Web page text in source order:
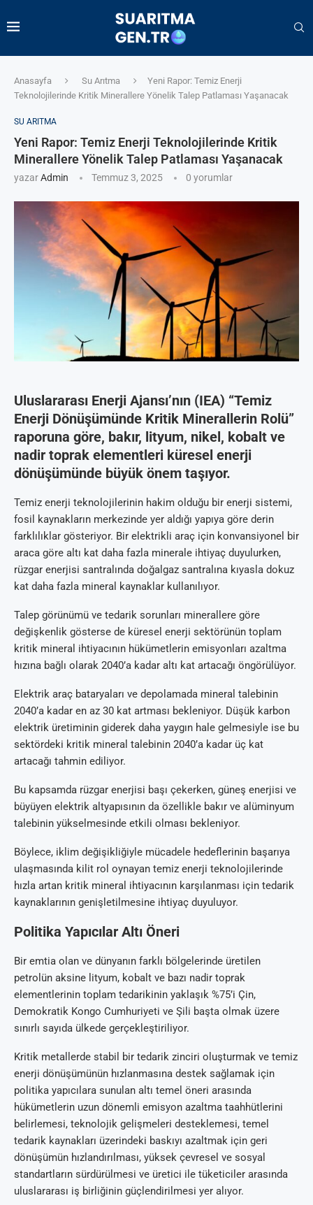
Anasayfa Su Arıtma
Yeni Rapor: Temiz Enerji
Teknolojilerinde Kritik Minerallere Yönelik Talep Patlaması Yaşanacak
SU ARITMA
Yeni Rapor: Temiz Enerji Teknolojilerinde Kritik
Minerallere Yönelik Talep Patlaması Yaşanacak
yazarAdmin Temmuz 3, 2025 0 yorumlar
Uluslararası Enerji Ajansı’nın (IEA) “Temiz
Enerji Dönüşümünde Kritik Minerallerin Rolü”
raporuna göre, bakır, lityum, nikel, kobalt ve
nadir toprak elementleri küresel enerji
dönüşümünde büyük önem taşıyor.
Temiz enerji teknolojilerinin hakim olduğu bir enerji sistemi,
fosil kaynakların merkezinde yer aldığı yapıya göre derin
farklılıklar gösteriyor. Bir elektrikli araç için konvansiyonel bir
araca göre altı kat daha fazla minerale ihtiyaç duyulurken,
rüzgar enerjisi santralında doğalgaz santralına kıyasla dokuz
kat daha fazla mineral kaynaklar kullanılıyor.
Talep görünümü ve tedarik sorunları minerallere göre
değişkenlik gösterse de küresel enerji sektörünün toplam
kritik mineral ihtiyacının hükümetlerin emisyonları azaltma
hızına bağlı olarak 2040’a kadar altı kat artacağı öngörülüyor.
Elektrik araç bataryaları ve depolamada mineral talebinin
2040’a kadar en az 30 kat artması bekleniyor. Düşük karbon
elektrik üretiminin giderek daha yaygın hale gelmesiyle ise bu
sektördeki kritik mineral talebinin 2040’a kadar üç kat
artacağı tahmin ediliyor.
Bu kapsamda rüzgar enerjisi başı çekerken, güneş enerjisi ve
büyüyen elektrik altyapısının da özellikle bakır ve alüminyum
talebinin yükselmesinde etkili olması bekleniyor.
Böylece, iklim değişikliğiyle mücadele hedeflerinin başarıya
ulaşmasında kilit rol oynayan temiz enerji teknolojilerinde
hızla artan kritik mineral ihtiyacının karşılanması için tedarik
kaynaklarının genişletilmesine ihtiyaç duyuluyor.
Politika Yapıcılar Altı Öneri
Bir emtia olan ve dünyanın farklı bölgelerinde üretilen
petrolün aksine lityum, kobalt ve bazı nadir toprak
elementlerinin toplam tedarikinin yaklaşık %75’i Çin,
Demokratik Kongo Cumhuriyeti ve Şili başta olmak üzere
sınırlı sayıda ülkede gerçekleştiriliyor.
Kritik metallerde stabil bir tedarik zinciri oluşturmak ve temiz
enerji dönüşümünün hızlanmasına destek sağlamak için
politika yapıcılara sunulan altı temel öneri arasında
hükümetlerin uzun dönemli emisyon azaltma taahhütlerini
belirlemesi, teknolojik gelişmeleri desteklemesi, temel
tedarik kaynakları üzerindeki baskıyı azaltmak için geri
dönüşümün hızlandırılması, yüksek çevresel ve sosyal
standartların sürdürülmesi ve üretici ile tüketiciler arasında
uluslararası iş birliğinin güçlendirilmesi yer alıyor.